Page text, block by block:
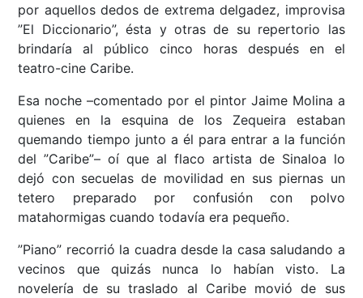
por aquellos dedos de extrema delgadez, improvisa
”El Diccionario”, ésta y otras de su repertorio las
brindaría al público cinco horas después en el
teatro-cine Caribe.
Esa noche –comentado por el pintor Jaime Molina a
quienes en la esquina de los Zequeira estaban
quemando tiempo junto a él para entrar a la función
del ”Caribe”– oí que al flaco artista de Sinaloa lo
dejó con secuelas de movilidad en sus piernas un
tetero preparado por confusión con polvo
matahormigas cuando todavía era pequeño.
”Piano” recorrió la cuadra desde la casa saludando a
vecinos que quizás nunca lo habían visto. La
novelería de su traslado al Caribe movió de sus